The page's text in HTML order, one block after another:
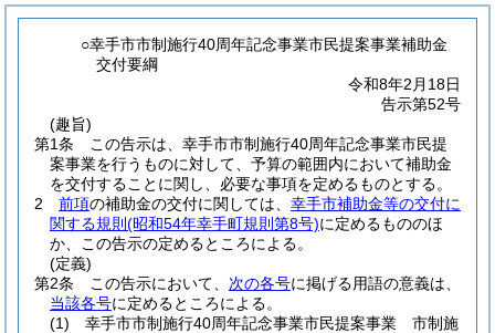
○幸手市市制施行40周年記念事業市民提案事業補助金
交付要綱
令和8年2月18日
告示第52号
(趣旨)
第1条
この告示は、幸手市市制施行40周年記念事業市民提
案事業を行うものに対して、予算の範囲内において補助金
を交付することに関し、必要な事項を定めるものとする。
2
前項の補助金の交付に関しては、 幸手市補助金等の交付に
関する規則 (昭和54年幸手町規則第8号)に定めるもののほ
か、この告示の定めるところによる。
(定義)
第2条
この告示において、 次の各号に掲げる用語の意義は、
当該各号に定めるところによる。
(1)
幸手市市制施行40周年記念事業市民提案事業 市制施